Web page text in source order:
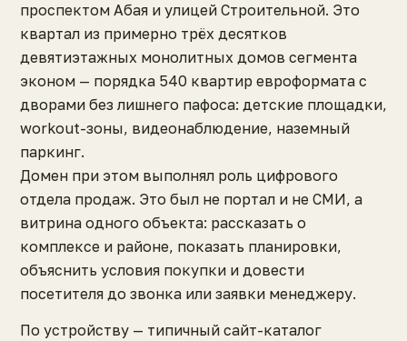
проспектом Абая и улицей Строительной. Это
квартал из примерно трёх десятков
девятиэтажных монолитных домов сегмента
эконом — порядка 540 квартир евроформата с
дворами без лишнего пафоса: детские площадки,
workout-зоны, видеонаблюдение, наземный
паркинг.
Домен при этом выполнял роль цифрового
отдела продаж. Это был не портал и не СМИ, а
витрина одного объекта: рассказать о
комплексе и районе, показать планировки,
объяснить условия покупки и довести
посетителя до звонка или заявки менеджеру.
По устройству — типичный сайт-каталог